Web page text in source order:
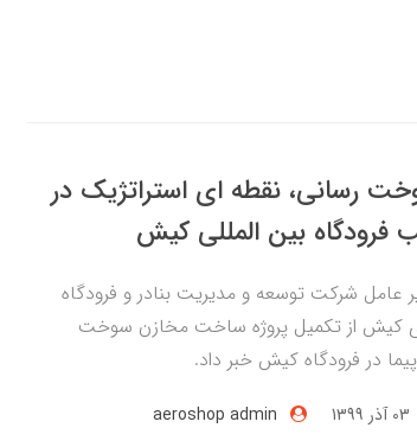
رسانی، نقطه ای استراتژیک در
فرودگاه بین المللی کیش
عامل شرکت توسعه و مدیریت بنادر و فرودگاه
کیش از تکمیل پروژه ساخت مخازن سوخت
در فرودگاه کیش خبر داد.
aeroshop admin